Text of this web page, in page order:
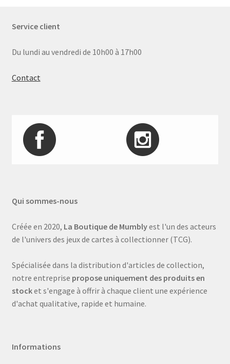
Service client
Du lundi au vendredi de 10h00 à 17h00
Contact
Qui sommes-nous
Créée en 2020, La Boutique de Mumblyest l'un des acteurs
de l'univers des jeux de cartes à collectionner (TCG).
Spécialisée dans la distribution d'articles de collection,
notre entreprise propose uniquement des produits en
stocket s'engage à offrir à chaque client une expérience
d'achat qualitative, rapide et humaine.
Informations